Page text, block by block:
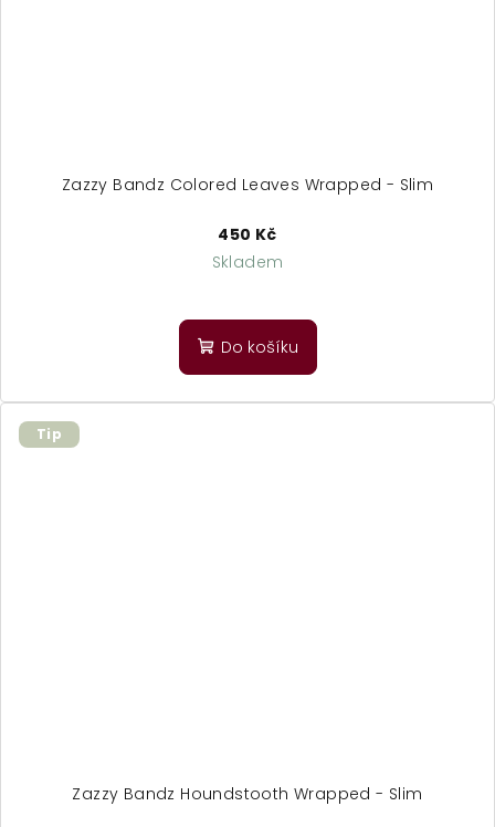
Zazzy Bandz Colored Leaves Wrapped - Slim
450 Kč
Skladem
hodnocení
produktu
z
Do košíku
Tip
Zazzy Bandz Houndstooth Wrapped - Slim